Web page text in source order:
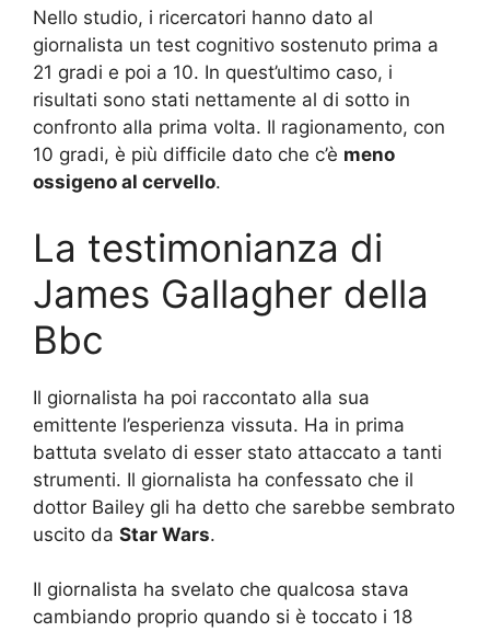
Nello studio, i ricercatori hanno dato al
giornalista un test cognitivo sostenuto prima a
21 gradi e poi a 10. In quest’ultimo caso, i
risultati sono stati nettamente al di sotto in
confronto alla prima volta. Il ragionamento, con
10 gradi, è più difficile dato che c’è meno
ossigeno al cervello.
La testimonianza di
James Gallagher della
Bbc
Il giornalista ha poi raccontato alla sua
emittente l’esperienza vissuta. Ha in prima
battuta svelato di esser stato attaccato a tanti
strumenti. Il giornalista ha confessato che il
dottor Bailey gli ha detto che sarebbe sembrato
uscito da Star Wars.
Il giornalista ha svelato che qualcosa stava
cambiando proprio quando si è toccato i 18